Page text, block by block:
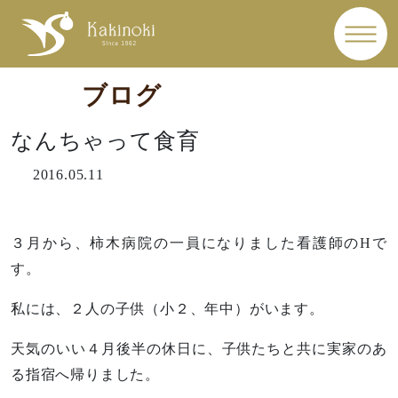
ブログ
なんちゃって食育
2016.05.11
３月から、柿木病院の一員になりました看護師のHで
す。
私には、２人の子供（小２、年中）がいます。
天気のいい４月後半の休日に、子供たちと共に実家のあ
る指宿へ帰りました。